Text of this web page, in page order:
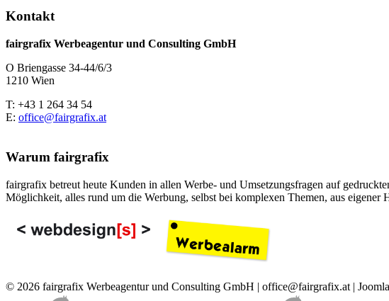
Kontakt
fairgrafix Werbeagentur und Consulting GmbH
O Briengasse 34-44/6/3
1210 Wien
T: +43 1 264 34 54
E: office@fairgrafix.at
Warum fairgrafix
fairgrafix betreut heute Kunden in allen Werbe- und Umsetzungsfragen auf
Möglichkeit, alles rund um die Werbung, selbst bei komplexen Themen, aus eigener
© 2026 fairgrafix Werbeagentur und Consulting GmbH | office@fairgrafix.at |